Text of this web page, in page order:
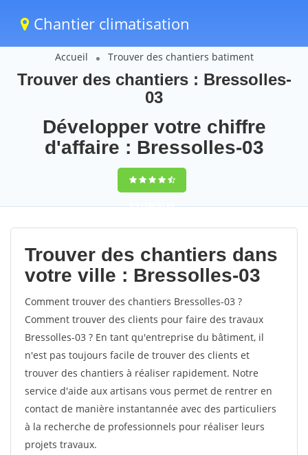
Chantier climatisation
Accueil Trouver des chantiers batiment
Trouver des chantiers : Bressolles-
03
Développer votre chiffre
d'affaire : Bressolles-03
9,5(100%)69
votes
Trouver des chantiers dans
votre ville : Bressolles-03
Comment trouver des chantiers Bressolles-03 ?
Comment trouver des clients pour faire des travaux
Bressolles-03 ? En tant qu'entreprise du bâtiment, il
n'est pas toujours facile de trouver des clients et
trouver des chantiers à réaliser rapidement. Notre
service d'aide aux artisans vous permet de rentrer en
contact de manière instantannée avec des particuliers
à la recherche de professionnels pour réaliser leurs
projets travaux.